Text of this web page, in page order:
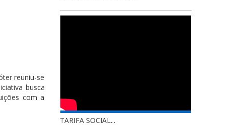
reuniu-se
busca
com a
TARIFA SOCIAL...